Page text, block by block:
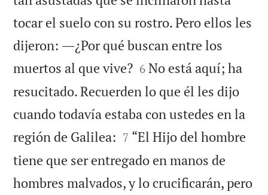
tocar el suelo con su rostro. Pero ellos les
dijeron: ―¿Por qué buscan entre los
muertos al que vive?
6 No está aquí; ha
resucitado. Recuerden lo que él les dijo
cuando todavía estaba con ustedes en la
región de Galilea: 

7 “El Hijo del hombre
tiene que ser entregado en manos de
hombres malvados, y lo crucificarán, pero